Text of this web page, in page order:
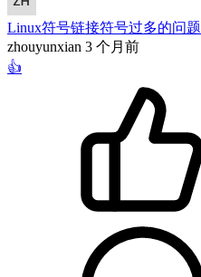
Linux符号链接符号过多的问题
zhouyunxian 3 个月前
👍